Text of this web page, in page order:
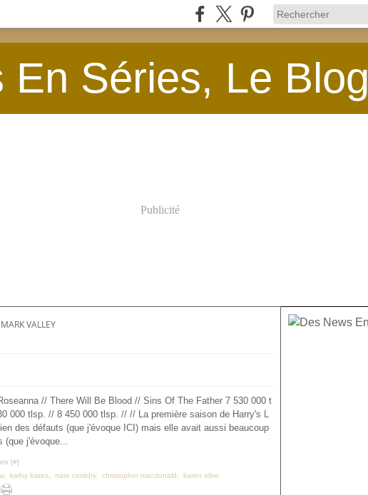
En Séries, Le Blog
Publicité
MARK VALLEY
// There Will Be Blood // Sins Of The Father 7 530 000 t
000 tlsp. // 8 450 000 tlsp. // // La première saison de Harry's L
des défauts (que j'évoque ICI) mais elle avait aussi beaucoup
(que j'évoque...
[#]
, kathy bates nate corddry, christopher macdonald karen olivo